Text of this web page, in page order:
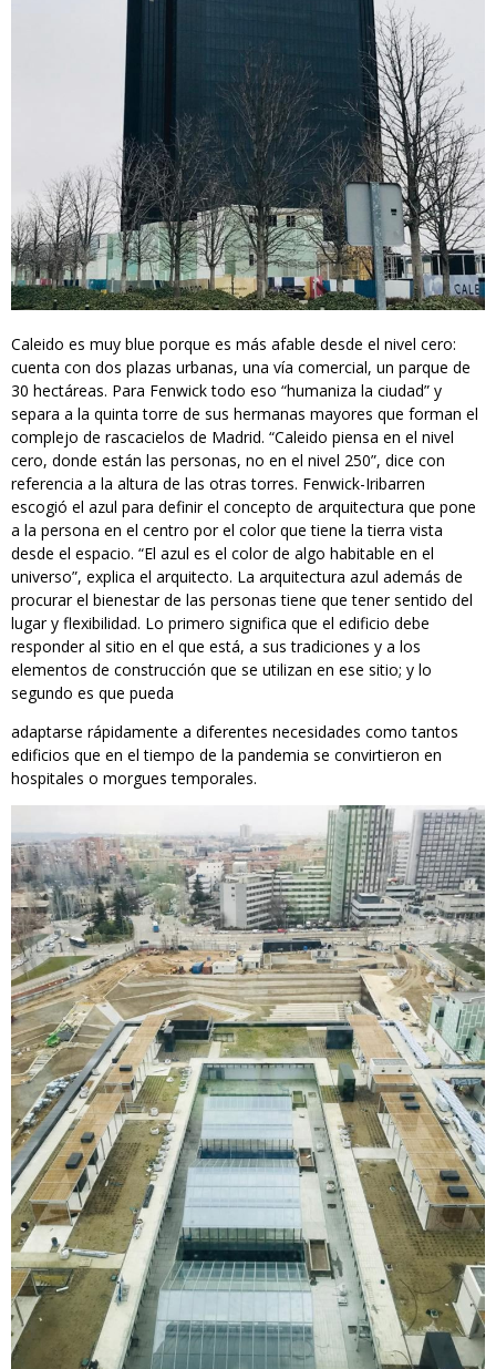
Caleido es muy blue porque es más afable desde el nivel cero:
cuenta con dos plazas urbanas, una vía comercial, un parque de
30 hectáreas. Para Fenwick todo eso “humaniza la ciudad” y
separa a la quinta torre de sus hermanas mayores que forman el
complejo de rascacielos de Madrid. “Caleido piensa en el nivel
cero, donde están las personas, no en el nivel 250”, dice con
referencia a la altura de las otras torres. Fenwick-Iribarren
escogió el azul para definir el concepto de arquitectura que pone
a la persona en el centro por el color que tiene la tierra vista
desde el espacio. “El azul es el color de algo habitable en el
universo”, explica el arquitecto. La arquitectura azul además de
procurar el bienestar de las personas tiene que tener sentido del
lugar y flexibilidad. Lo primero significa que el edificio debe
responder al sitio en el que está, a sus tradiciones y a los
elementos de construcción que se utilizan en ese sitio; y lo
segundo es que pueda
adaptarse rápidamente a diferentes necesidades como tantos
edificios que en el tiempo de la pandemia se convirtieron en
hospitales o morgues temporales.